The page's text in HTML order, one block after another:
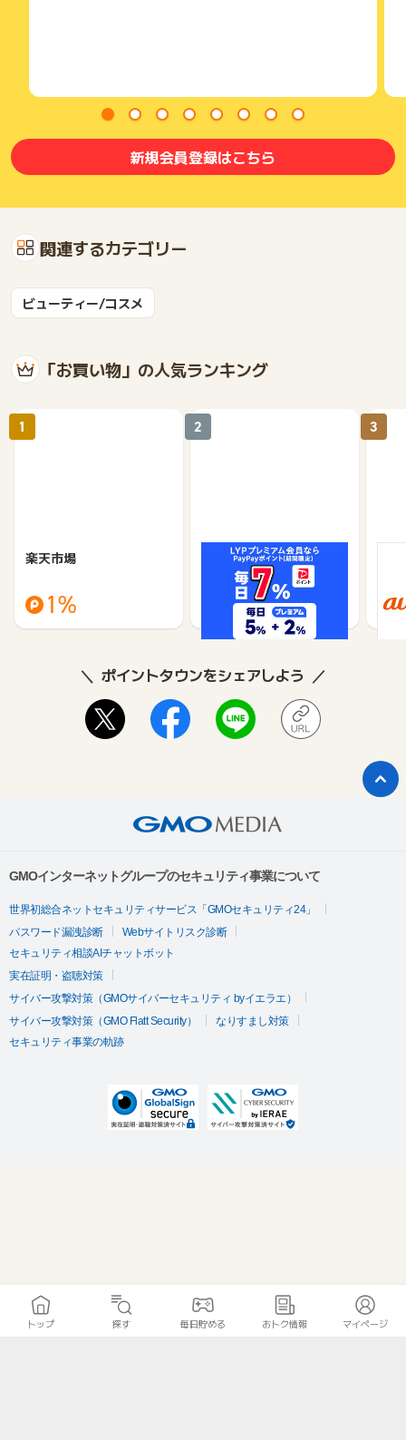
新規会員登録はこちら
関連するカテゴリー
ビューティー/コスメ
「お買い物」の人気ランキング
楽天市場
1%
1
Yahoo!ショッピング
1%
2 3
ポイントタウンをシェアしよう
GMOインターネットグループのセキュリティ事業について
世界初総合ネットセキュリティサービス「GMOセキュリティ24」
パスワード漏洩診断
Webサイトリスク診断
セキュリティ相談AIチャットボット
実在証明・盗聴対策
サイバー攻撃対策（GMOサイバーセキュリティ byイエラエ）
サイバー攻撃対策（GMO Flatt Security）
なりすまし対策
セキュリティ事業の軌跡
トップ 探す 毎日貯める おトク情報 マイページ